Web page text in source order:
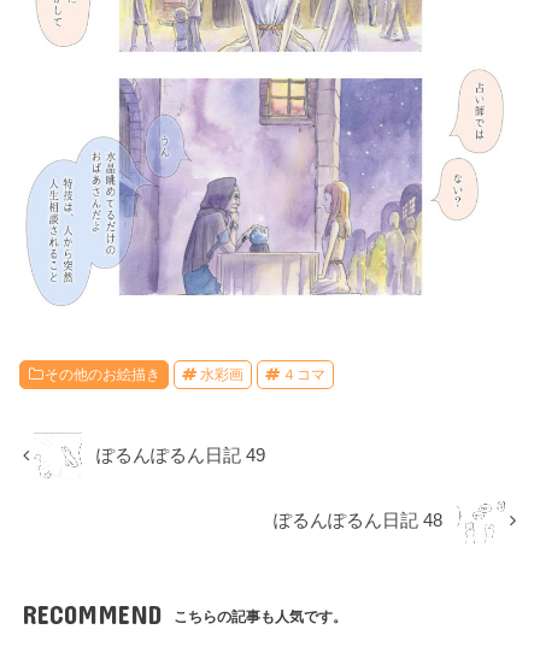
その他のお絵描き 水彩画 ４コマ
ぽるんぽるん日記 49
ぽるんぽるん日記 48
RECOMMEND こちらの記事も人気です。